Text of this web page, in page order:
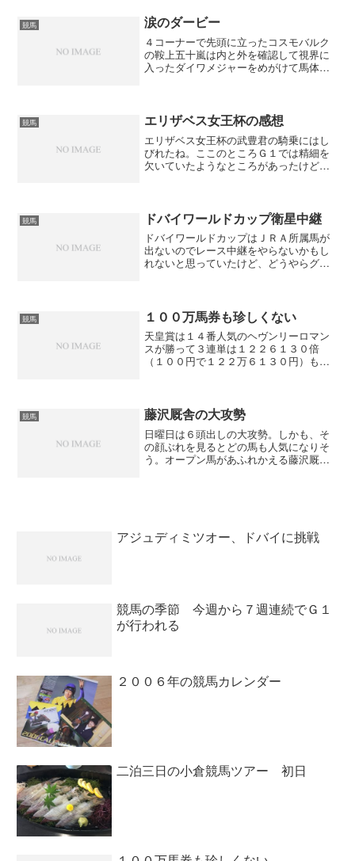
競馬 涙のダービー
４コーナーで先頭に立ったコスモバルク
の鞍上五十嵐は内と外を確認して視界に
入ったダイワメジャーをめがけて馬体を
を目にしてもうバルクに差...
競馬 エリザベス女王杯の感想
エリザベス女王杯の武豊君の騎乗にはし
びれたね。ここのところＧ１では精細を
欠いていたようなところがあったけど今
前にみて好位外目でバッチ...
競馬 ドバイワールドカップ衛星中継
ドバイワールドカップはＪＲＡ所属馬が
出ないのでレース中継をやらないかもし
れないと思っていたけど、どうやらグリ
や～、グリーンチャンネル...
競馬 １００万馬券も珍しくない
天皇賞は１４番人気のヘヴンリーロマン
スが勝って３連単は１２２６１３０倍
（１００円で１２２万６１３０円）もつ
は１８００万馬券も飛び出し...
競馬 藤沢厩舎の大攻勢
日曜日は６頭出しの大攻勢。しかも、そ
の顔ぶれを見るとどの馬も人気になりそ
う。オープン馬があふれかえる藤沢厩舎
アジュディミツオー、ドバイに挑戦
競馬の季節 今週から７週連続でＧ１
が行われる
２００６年の競馬カレンダー
二泊三日の小倉競馬ツアー 初日